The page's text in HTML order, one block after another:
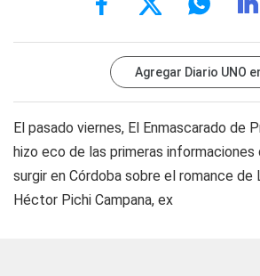
Agregar Diario UNO
El pasado viernes, El Enmascarado de
hizo eco de las primeras informaciones
surgir en Córdoba sobre el romance de
Héctor Pichi Campana, ex